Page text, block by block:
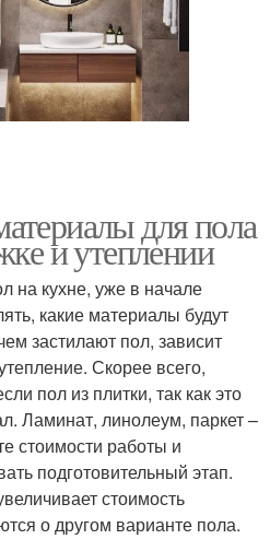
для пола
и утеплении
на кухне, уже в начале
какие материалы будут
застилают пол, зависит
Скорее всего,
пол из плитки, так как это
Ламинат, линолеум, паркет –
стоимости работы и
подготовительный этап.
стоимость
о другом варианте пола.